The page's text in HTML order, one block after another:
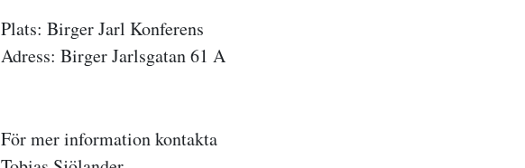
Plats: Birger Jarl Konferens
Adress: Birger Jarlsgatan 61 A
För mer information kontakta